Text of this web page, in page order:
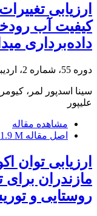
ارزیابی
کیفیت آب
داده‌برداری
دوره 55، شماره 2، اردیبهشت 1403، صفحه
سینا اسدپور لمر،
علیپور
مشاهده مقاله
اصل مقاله 1.9 M
ارزیابی توان
مازندران
روستایی و